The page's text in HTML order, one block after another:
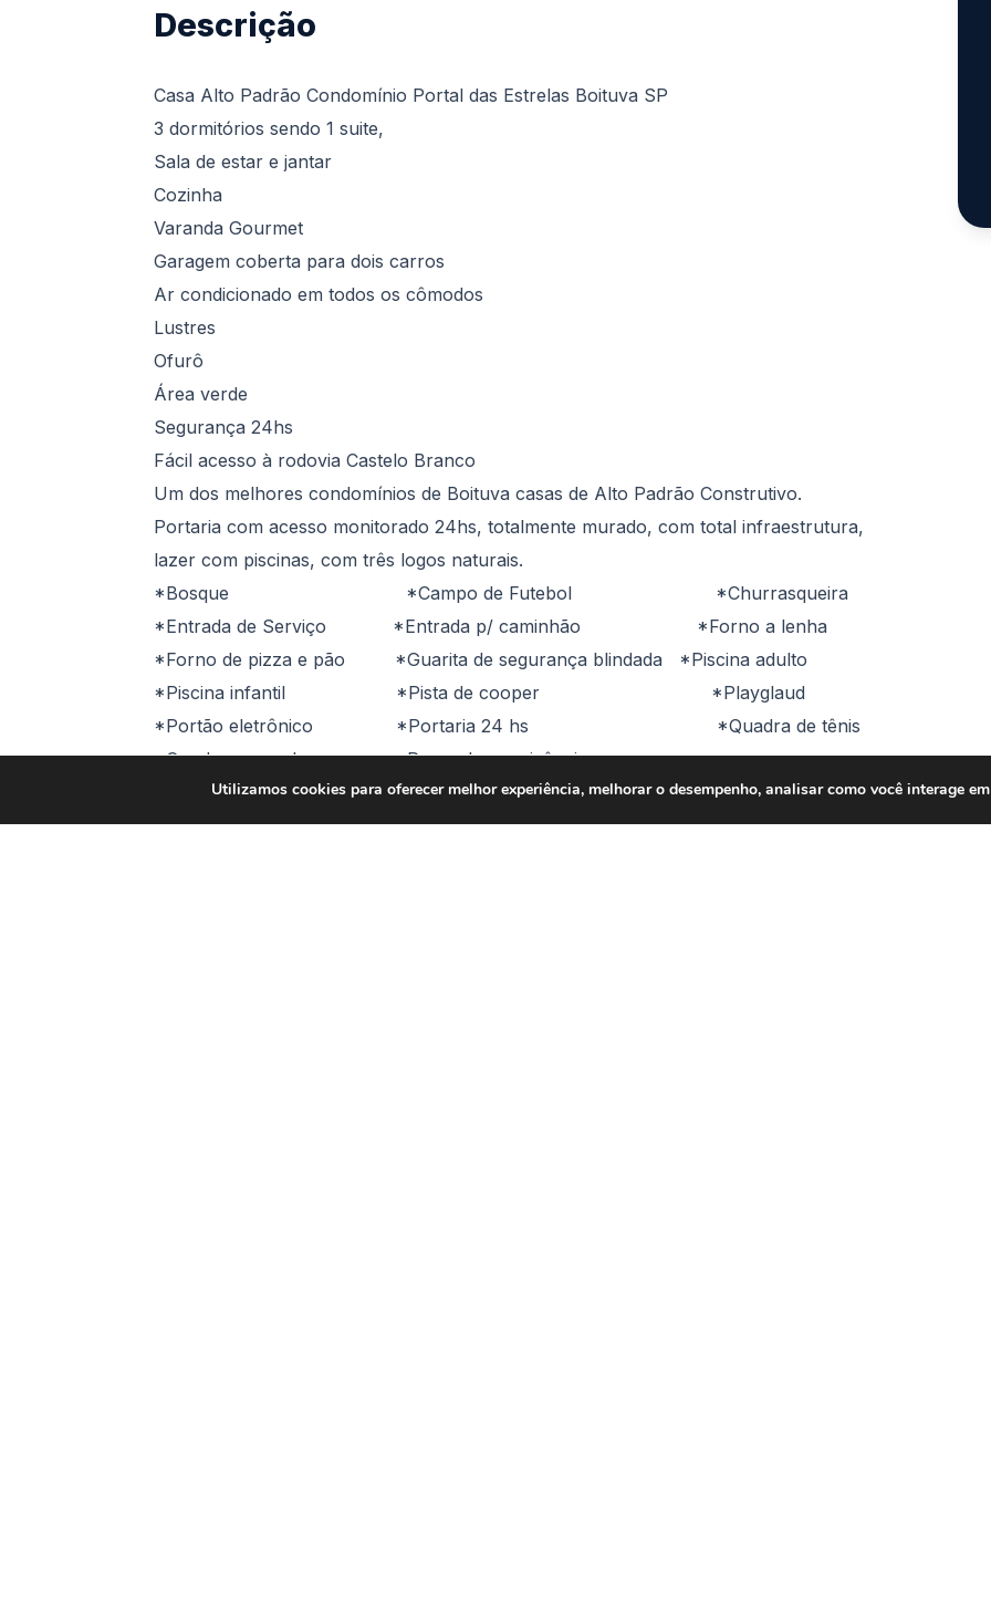
Descrição
Casa Alto Padrão Condomínio Portal das Estrelas Boituva SP
3 dormitórios sendo 1 suite,
Sala de estar e jantar
Cozinha
Varanda Gourmet
Garagem coberta para dois carros
Ar condicionado em todos os cômodos
Lustres
Ofurô
Área verde
Segurança 24hs
Fácil acesso à rodovia Castelo Branco
Um dos melhores condomínios de Boituva casas de Alto Padrão Construtivo.
Portaria com acesso monitorado 24hs, totalmente murado, com total infraestrutura,
lazer com piscinas, com três logos naturais.
*Bosque *Campo de Futebol *Churrasqueira
*Entrada de Serviço *Entrada p/ caminhão *Forno a lenha
*Forno de pizza e pão *Guarita de segurança blindada *Piscina adulto
*Piscina infantil *Pista de cooper *Playglaud
*Portão eletrônico *Portaria 24 hs *Quadra de tênis
*Quadra gramada *Praça de convivência
Agende uma visita WhatsApp 15 99636-2877
Utilizamos cookies para oferecer melhor experiência, melhorar o desempenho, analisar como você interage